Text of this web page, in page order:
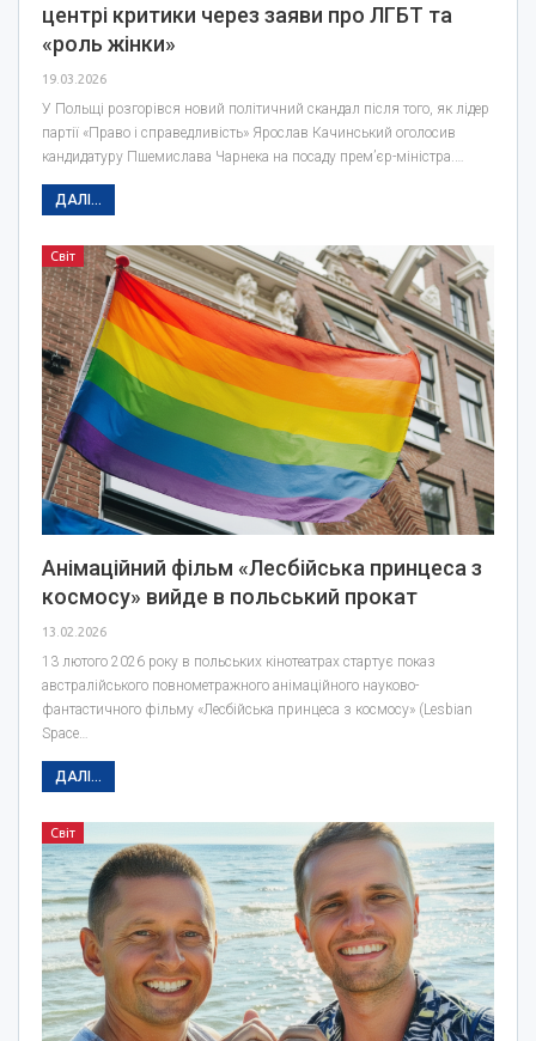
центрі критики через заяви про ЛГБТ та
«роль жінки»
19.03.2026
У Польщі розгорівся новий політичний скандал після того, як лідер
партії «Право і справедливість» Ярослав Качинський оголосив
кандидатуру Пшемислава Чарнека на посаду прем’єр-міністра.…
ДАЛІ...
Світ
Анімаційний фільм «Лесбійська принцеса з
космосу» вийде в польський прокат
13.02.2026
13 лютого 2026 року в польських кінотеатрах стартує показ
австралійського повнометражного анімаційного науково-
фантастичного фільму «Лесбійська принцеса з космосу» (Lesbian
Space…
ДАЛІ...
Світ